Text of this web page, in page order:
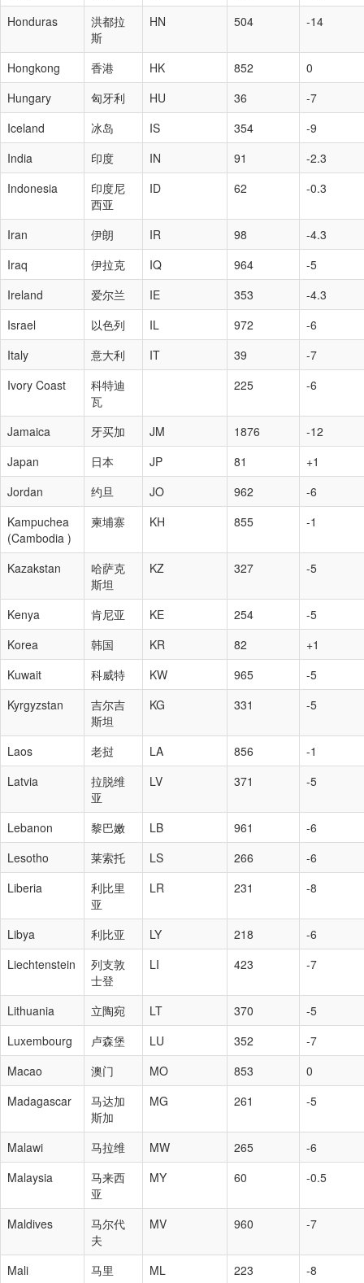
Honduras
洪都拉
斯
HN 504 -14
Hongkong 香港 HK 852
0
Hungary
匈牙利 HU 36
-7
Iceland
冰岛 IS 354
-9
India
印度 IN 91
-2.3
Indonesia
印度尼
西亚
ID 62 -0.3
Iran 伊朗 IR 98
-4.3
Iraq
伊拉克 IQ 964
-5
Ireland
爱尔兰 IE 353
-4.3
Israel
以色列 IL 972
-6
Italy
意大利 IT 39
-7
Ivory Coast
科特迪
瓦
225 -6
Jamaica 牙买加 JM 1876
-12
Japan
日本 JP 81
+1
Jordan
约旦 JO 962
-6
Kampuchea
(Cambodia )
柬埔寨 KH 855 -1
Kazakstan
哈萨克
斯坦
KZ 327 -5
Kenya 肯尼亚 KE 254
-5
Korea
韩国 KR 82
+1
Kuwait
科威特 KW 965
-5
Kyrgyzstan
吉尔吉
斯坦
KG 331 -5
Laos 老挝 LA 856
-1
Latvia
拉脱维
亚
LV 371 -5
Lebanon 黎巴嫩 LB 961
-6
Lesotho
莱索托 LS 266
-6
Liberia
利比里
亚
LR 231 -8
Libya 利比亚 LY 218
-6
Liechtenstein
列支敦
士登
LI 423 -7
Lithuania 立陶宛 LT 370
-5
Luxembourg
卢森堡 LU 352
-7
Macao
澳门 MO 853
0
Madagascar
马达加
斯加
MG 261 -5
Malawi 马拉维 MW 265
-6
Malaysia
马来西
亚
MY 60 -0.5
Maldives
马尔代
夫
MV 960 -7
Mali 马里 ML 223 -8